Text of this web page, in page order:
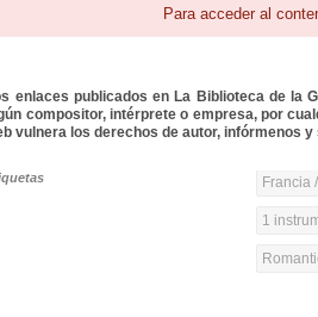
Para acceder al
enlaces publicados en La Biblioteca de la
compositor, intérprete o empresa, por
vulnera los derechos de autor, infórmenos y
Francia
1